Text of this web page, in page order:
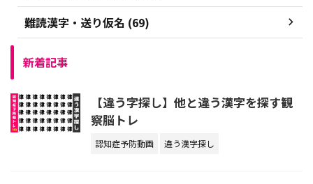
難読漢字・送り仮名 (69)
新着記事
【違う字探し】他と違う漢字を探す観
察脳トレ
認知症予防動画 違う漢字探し